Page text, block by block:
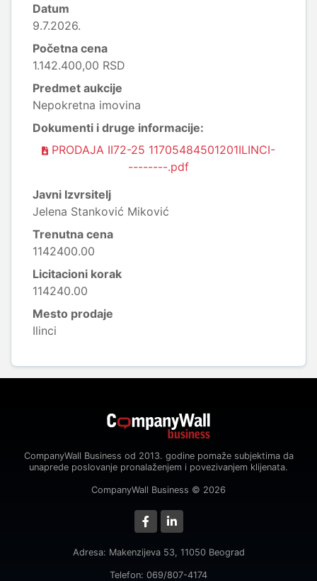
Datum
9.7.2026.
Početna cena
1.142.400,00 RSD
Predmet aukcije
Nepokretna imovina
Dokumenti i druge informacije:
PRODAJA II72-25 11705484501201ILINCI-
--------.pdf
Javni Izvrsitelj
Jelena Stanković Miković
Trenutna cena
1142400.00
Licitacioni korak
114240.00
Mesto prodaje
Ilinci
CompanyWall Business od 2013. godine pomaže subjektima da
unaprede poslovanje pronalaženjem i povezivanjem klijenata.
CompanyWall Business © 2026
Adresa: Makenzijeva 53, 11050 Beograd
Telefon: 069/807-4174